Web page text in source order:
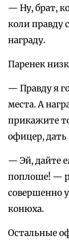
— Ну, брат,
коли правду
награду.
Паренек
— Правду я
места. А
прикажите
офицер,
— Эй, дайте
поплоше! —
совершенно
конюха.
Остальные